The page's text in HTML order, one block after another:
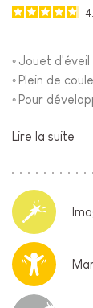
◦ Jouet d'éveil
◦ Plein de
◦ Pour
Lire la suite